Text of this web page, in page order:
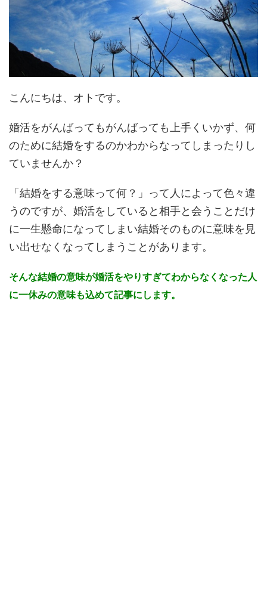
こんにちは、オトです。
婚活をがんばってもがんばっても上手くいかず、何
のために結婚をするのかわからなってしまったりし
ていませんか？
「結婚をする意味って何？」って人によって色々違
うのですが、婚活をしていると相手と会うことだけ
に一生懸命になってしまい結婚そのものに意味を見
い出せなくなってしまうことがあります。
そんな結婚の意味が婚活をやりすぎてわからなくなった人
に一休みの意味も込めて記事にします。